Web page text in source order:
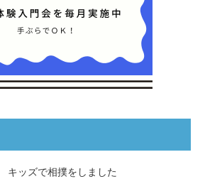
キッズで相撲をしました